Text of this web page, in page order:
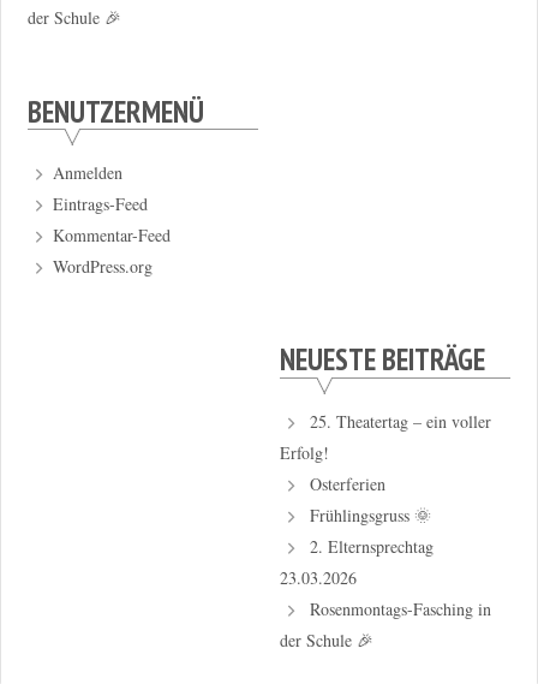
der Schule 🎉
BENUTZERMENÜ
Anmelden
Eintrags-Feed
Kommentar-Feed
WordPress.org
NEUESTE BEITRÄGE
25. Theatertag – ein voller
Erfolg!
Osterferien
Frühlingsgruss 🌞
2. Elternsprechtag
23.03.2026
Rosenmontags-Fasching in
der Schule 🎉